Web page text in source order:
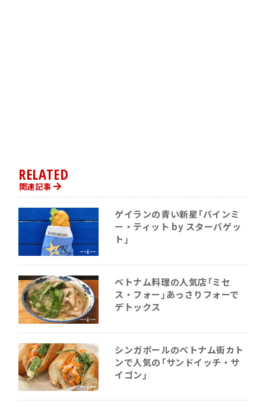
RELATED
関連記事
ゲイランの青い新星「バインミ
ー・ティット by スターバゲッ
ト」
ベトナム料理の人気店「ミセ
ス・フォー」あっさりフォーで
デトックス
シンガポールのベトナム街カト
ンで人気の「サンドイッチ・サ
イゴン」